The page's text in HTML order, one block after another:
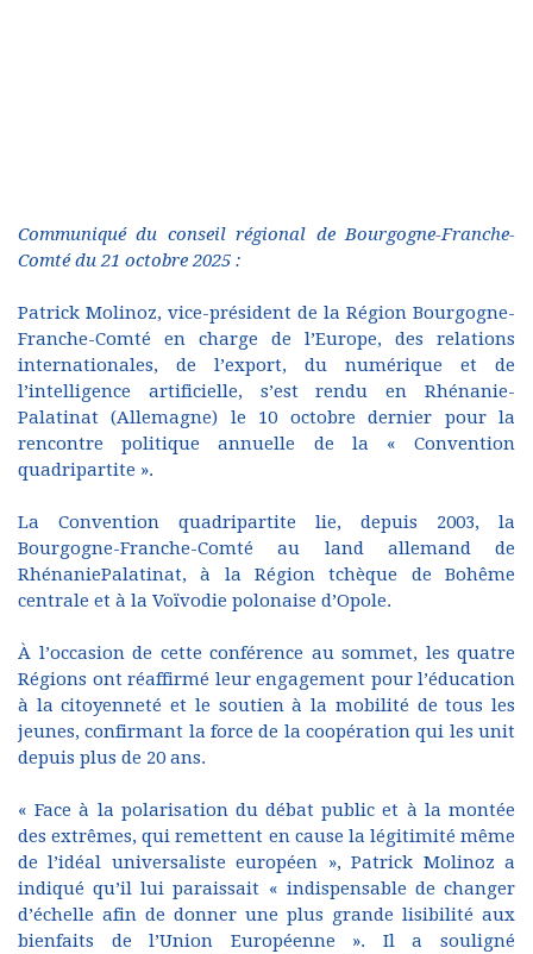
Communiqué du conseil régional de Bourgogne-Franche-
Comté du 21 octobre 2025 :
Patrick Molinoz, vice-président de la Région Bourgogne-
Franche-Comté en charge de l’Europe, des relations
internationales, de l’export, du numérique et de
l’intelligence artificielle, s’est rendu en Rhénanie-
Palatinat (Allemagne) le 10 octobre dernier pour la
rencontre politique annuelle de la « Convention
quadripartite ».
La Convention quadripartite lie, depuis 2003, la
Bourgogne-Franche-Comté au land allemand de
RhénaniePalatinat, à la Région tchèque de Bohême
centrale et à la Voïvodie polonaise d’Opole.
À l’occasion de cette conférence au sommet, les quatre
Régions ont réaffirmé leur engagement pour l’éducation
à la citoyenneté et le soutien à la mobilité de tous les
jeunes, confirmant la force de la coopération qui les unit
depuis plus de 20 ans.
« Face à la polarisation du débat public et à la montée
des extrêmes, qui remettent en cause la légitimité même
de l’idéal universaliste européen », Patrick Molinoz a
indiqué qu’il lui paraissait « indispensable de changer
d’échelle afin de donner une plus grande lisibilité aux
bienfaits de l’Union Européenne ». Il a souligné